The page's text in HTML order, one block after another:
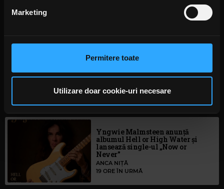
anunțurile, pentru a oferi funcții de rețele sociale și pentru
a analiza traficul. De asemenea, le oferim partenerilor de
privire la modul în care folosiți site-ul nostru. Aceștia le
pot combina cu alte informații oferite de dvs. sau culese
continuați să utilizați website-ul nostru, sunteți de acord
cu utilizarea modulelor noastre cookie.
Marketing
Permitere toate
Utilizare doar cookie-uri necesare
Rock News
MAI MULT
Yngwie Malmsteen anunță
albumul Hell or High Water și
lansează single-ul „Now or
Never”
ANCA NIȚĂ
19 ORE ÎN URMĂ